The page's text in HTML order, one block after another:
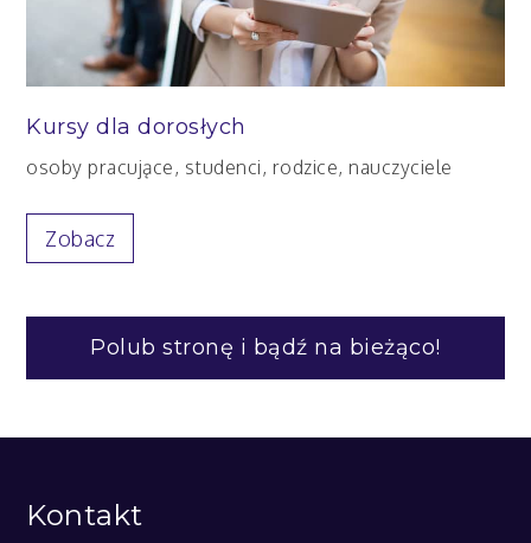
Kursy dla dorosłych
osoby pracujące, studenci, rodzice, nauczyciele
Zobacz
Polub stronę i bądź na bieżąco!
Kontakt